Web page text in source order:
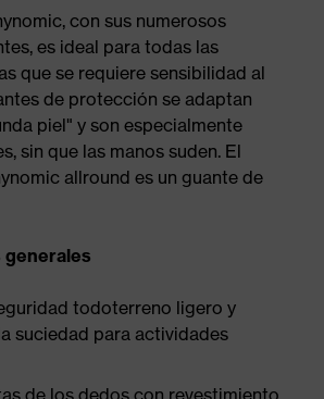
con sus numerosos
es ideal para todas las
que se requiere sensibilidad al
de protección se adaptan
piel" y son especialmente
sin que las manos suden. El
allround es un guante de
todoterreno ligero y
suciedad para actividades
de los dedos con revestimiento